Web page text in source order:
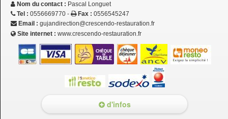
Nom du contact : Pascal Longuet
Tel : 0556669770 - Fax : 0556545247
Email : gujandirection@crescendo-restauration.fr
Site internet : www.crescendo-restauration.fr
d'infos